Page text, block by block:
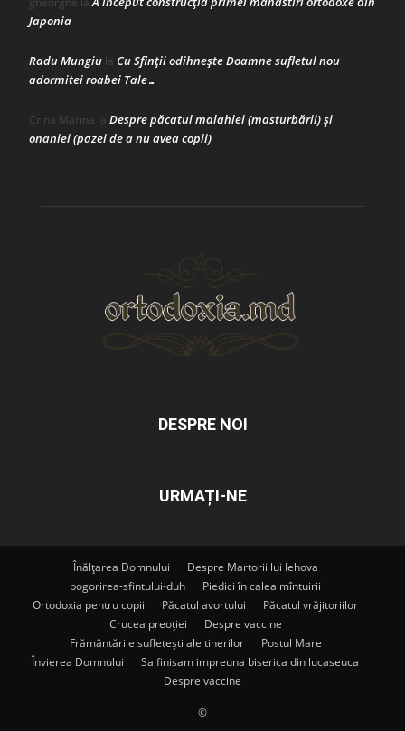
Japonia
Radu Mungiu la Cu Sfinții odihnește Doamne sufletul nou
adormitei roabei Tale…
Crina Marina la Despre păcatul malahiei (masturbării) şi
onaniei (pazei de a nu avea copii)
DESPRE NOI
URMAȚI-NE
Înălțarea Domnului
Despre Martorii lui Iehova
pogorirea-sfintului-duh
Piedici în calea mîntuirii
Ortodoxia pentru copii
Păcatul avortului
Păcatul vrăjitoriilor
Crucea preoției
Despre vaccine
Frământările sufletești ale tinerilor
Postul Mare
Învierea Domnului
Sa finisam impreuna biserica din lucaseuca
Despre vaccine
©